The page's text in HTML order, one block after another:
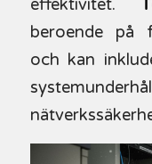
effektivitet.
beroende på
och kan